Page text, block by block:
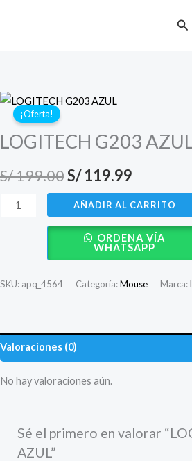
¡Oferta!
LOGITECH G203
S/199.00El
precio
original
era:
S/ 199.00.
S/119.99
precio
actual
es:
S/
LOGITECH
AÑADIR AL CARRITO
ORDENA VÍA
WHATSAPP
SKU: apq_4564 Categoría:Mouse Marca:
Valoraciones (0)
No hay valoraciones aún.
Sé el primero en valorar
AZUL”